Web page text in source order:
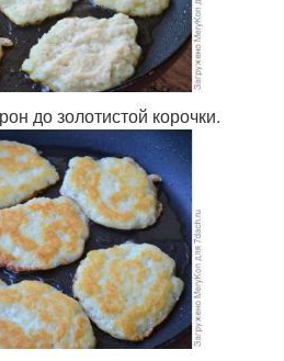
до золотистой корочки.